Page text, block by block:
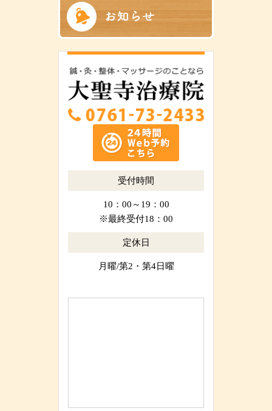
受付時間
10：00～19：00
※最終受付18：00
定休日
月曜/第2・第4日曜